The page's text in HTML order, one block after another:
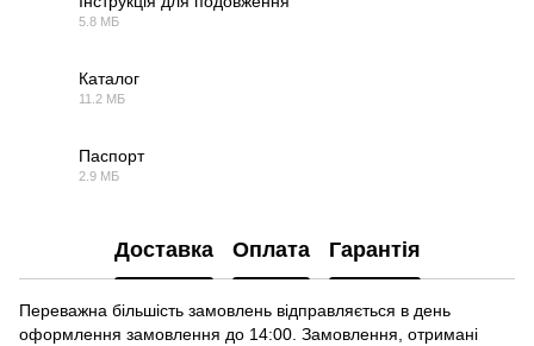
5.8 МБ
Каталог
11.2 МБ
Паспорт
2.9 МБ
Доставка Оплата Гарантія
Переважна більшість замовлень відправляється в день
оформлення замовлення до 14:00. Замовлення, отримані